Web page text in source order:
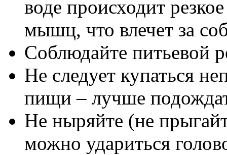
воде происходит
мышц, что влечет за
Соблюдайте питьевой
Не следует купаться
пищи – лучше
Не ныряйте (не
можно удариться